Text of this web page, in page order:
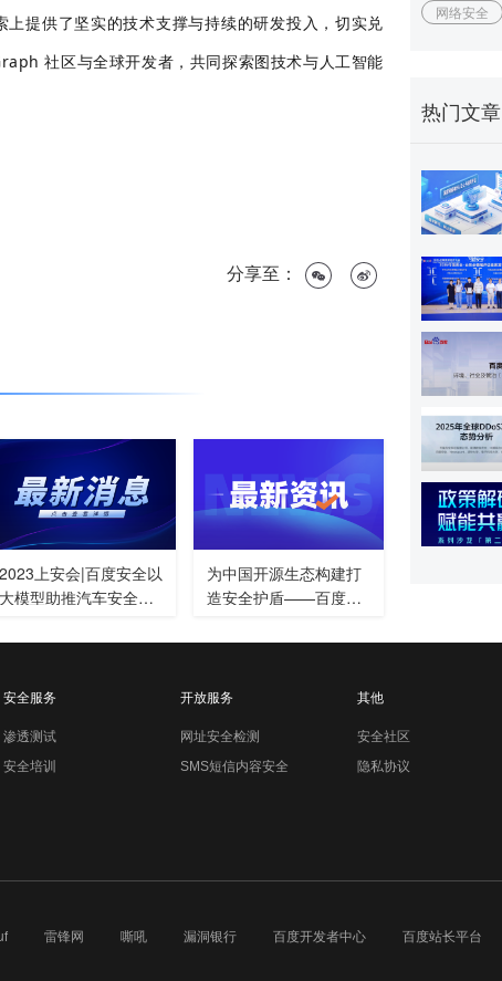
网络安全
热门文章
提供了坚实的技术支撑与持续的研发投入，切实兑
社区与全球开发者，共同探索图技术与人工智能
分享至：
2023上安会|百度安全以
大模型助推汽车安全进
为中国开源生态构建打
造安全护盾——百度与
安全委员会
安全服务
渗透测试
安全培训
开放服务
网址安全检测
SMS短信内容安全
其他
安全社区
隐私协议
雷锋网 嘶吼 漏洞银行 百度开发者中心 百度站长平台